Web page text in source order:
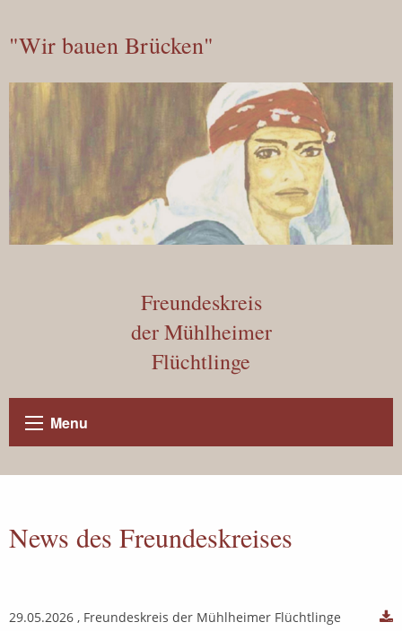
"Wir bauen Brücken"
Freundeskreis
der Mühlheimer
Flüchtlinge
Menu
News des Freundeskreises
29.05.2026 , Freundeskreis der Mühlheimer Flüchtlinge